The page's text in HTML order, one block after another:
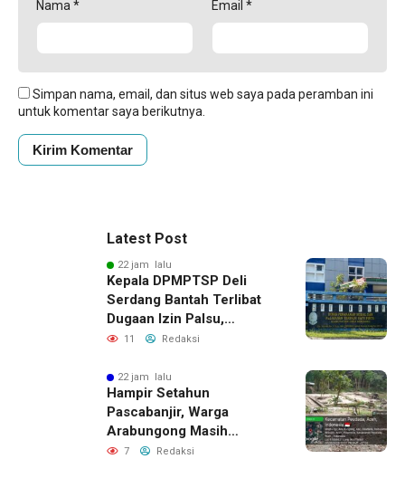
Nama* Email *
Simpan nama, email, dan situs web saya pada peramban ini
untuk komentar saya berikutnya.
Latest Post
22 jam lalu
Kepala DPMPTSP Deli
Serdang Bantah Terlibat
Dugaan Izin Palsu,
Tegaskan Proses
Jalur Resmi
11 Redaksi
22 jam lalu
Hampir Setahun
Pascabanjir, Warga
Arabungong Masih
Menunggu Bantuan
7 Redaksi